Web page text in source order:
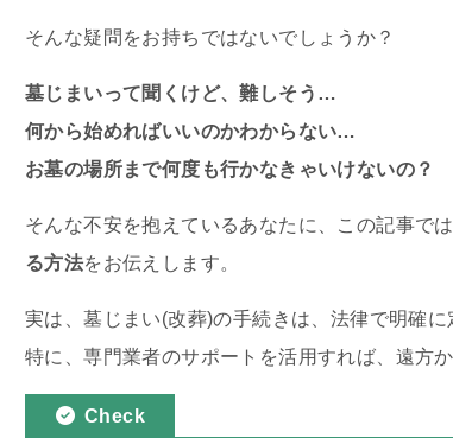
そんな疑問をお持ちではないでしょうか？
墓じまいって聞くけど、難しそう…
何から始めればいいのかわからない…
お墓の場所まで何度も行かなきゃいけないの？
そんな不安を抱えているあなたに、この記事では
る方法をお伝えします。
実は、墓じまい(改葬)の手続きは、法律で明確に
特に、専門業者のサポートを活用すれば、遠方
Check